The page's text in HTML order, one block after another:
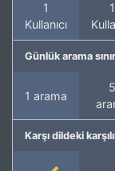
1
Kullanıcı
1
Günlük arama
1 arama
5
Karşı dildeki